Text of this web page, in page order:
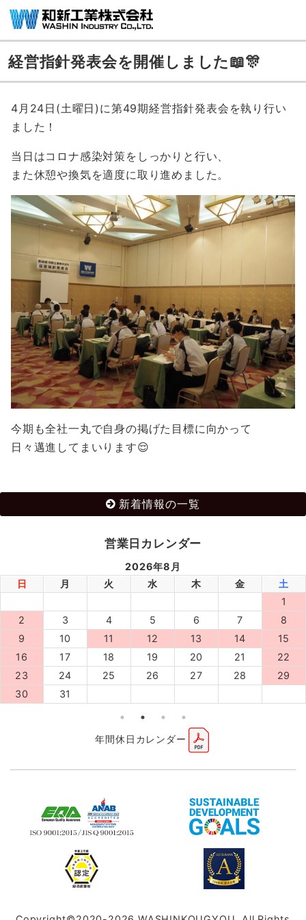
経営指針発表会を開催しました📖🎊
4月24日(土曜日)に第49期経営指針発表会を執り行い
ました！
当日はコロナ感染対策をしっかりと行い、
また休憩や換気を適度に取り進めました。
今期も全社一丸で自身の掲げた目標に向かって
日々邁進してまいります😌
新着情報の一覧
営業日カレンダー
2026年8月
日
月 火 水 木 金
土
1
2
3 4 5 6 7
8
9
10 11 12 13 14
15
16
17 18 19 20 21
22
23
24 25 26 27 28
29
30
31
年間休日カレンダー